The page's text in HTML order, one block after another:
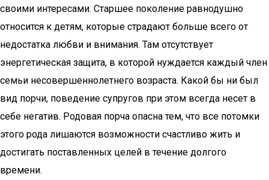
своими интересами. Старшее поколение равнодушно
относится к детям, которые страдают больше всего от
недостатка любви и внимания. Там отсутствует
энергетическая защита, в которой нуждается каждый член
семьи несовершеннолетнего возраста. Какой бы ни был
вид порчи, поведение супругов при этом всегда несет в
себе негатив. Родовая порча опасна тем, что все потомки
этого рода лишаются возможности счастливо жить и
достигать поставленных целей в течение долгого
времени.